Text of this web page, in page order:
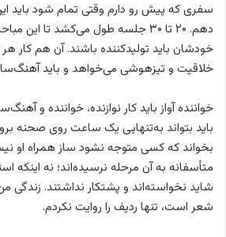
سفری که پیش رو دارم وقتی تمام شود باید
دهم. ۲۰ تا ۳۰ جلسه طول می‌کشد تا این
خودشان باید تولیدکننده باشند. آن هم کار
خلاقیت و تیزهوشی می‌خواهد و باید
خواننده آواز باید کار نوازنده، خواننده و
باید بتواند به‌تنهایی یک ساعت روی صحنه
بخواند که کسی متوجه نشود ساز همراه او
متأسفانه به آن مرحله نرسیده‌اند؛ نه اینکه
شاید نخواسته‌اند و پشتکار نداشتند. زندگی
شعر است، تنها ردیف را روایت نکردم.